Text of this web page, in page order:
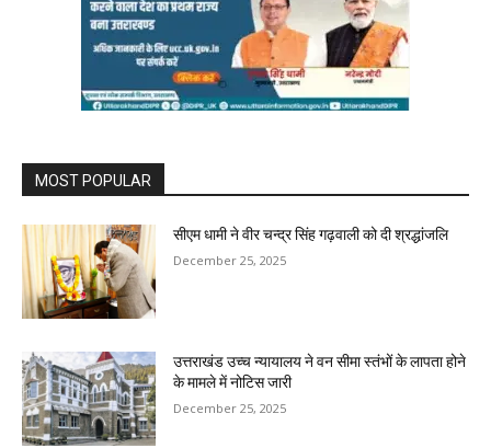
MOST POPULAR
सीएम धामी ने वीर चन्द्र सिंह गढ़वाली को दी श्रद्धांजलि
December 25, 2025
उत्तराखंड उच्च न्यायालय ने वन सीमा स्तंभों के लापता होने
के मामले में नोटिस जारी
December 25, 2025